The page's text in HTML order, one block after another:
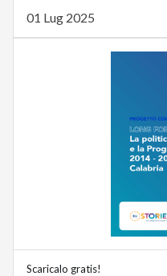
01 Lug 2025
Scaricalo gratis!